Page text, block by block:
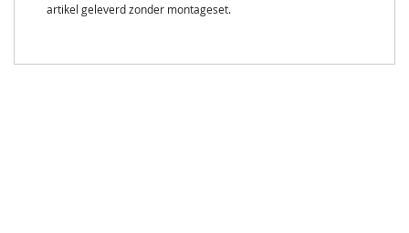
artikel geleverd zonder montageset.